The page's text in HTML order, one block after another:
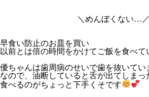
＼めんぼくない… ／
早食い防止のお皿を買い
以前とは倍の時間をかけてご飯を食べて
優ちゃんは歯周病のせいで歯を抜いてい
なので、油断していると舌が出てしまっ
食べるのがちょっと下手くそです